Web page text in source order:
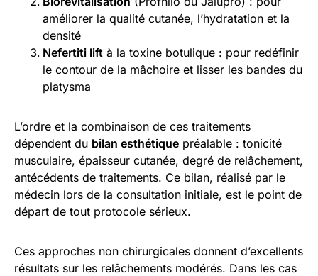
améliorer la qualité cutanée, l’hydratation et la
densité
Nefertiti lift à la toxine botulique : pour redéfinir
le contour de la mâchoire et lisser les bandes du
platysma
L’ordre et la combinaison de ces traitements
dépendent du bilan esthétique préalable : tonicité
musculaire, épaisseur cutanée, degré de relâchement,
antécédents de traitements. Ce bilan, réalisé par le
médecin lors de la consultation initiale, est le point de
départ de tout protocole sérieux.
Ces approches non chirurgicales donnent d’excellents
résultats sur les relâchements modérés. Dans les cas